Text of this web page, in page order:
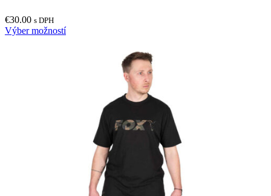
€30.00 s DPH
Výber možnostíThis
product